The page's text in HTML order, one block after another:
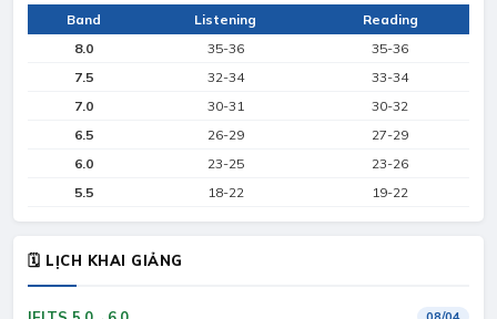
Band Listening
Reading
8.0
35-36
35-36
7.5
32-34
33-34
7.0
30-31
30-32
6.5
26-29
27-29
6.0
23-25
23-26
5.5
18-22 19-22
🗓 LỊCH KHAI GIẢNG